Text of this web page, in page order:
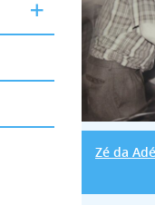
Zé da